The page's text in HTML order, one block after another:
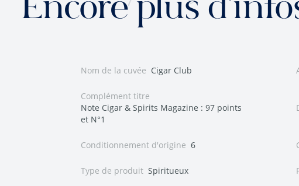
Encore plus
Nom de la cuvée Cigar Club
Complément titre
Note Cigar & Spirits Magazine : 97 points
et N°1
Conditionnement d'origine 6
Type de produit Spiritueux